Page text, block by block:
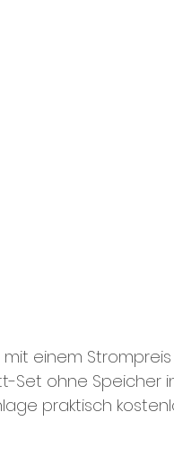
mit einem
Set ohne Speicher
praktisch